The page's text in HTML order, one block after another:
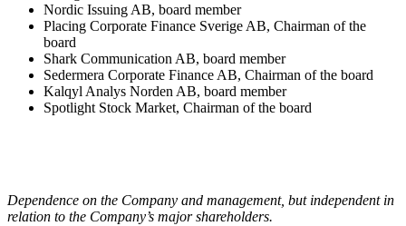
Nordic Issuing AB, board member
Placing Corporate Finance Sverige AB, Chairman of the
board
Shark Communication AB, board member
Sedermera Corporate Finance AB, Chairman of the board
Kalqyl Analys Norden AB, board member
Spotlight Stock Market, Chairman of the board
Dependence on the Company and management, but independent in
relation to the Company’s major shareholders.